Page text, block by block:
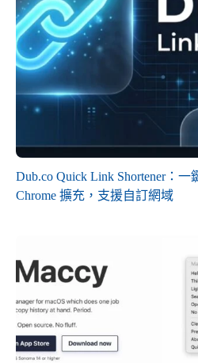
Dub.co Quick Link Shortener：一
Chrome 擴充，支援自訂網域